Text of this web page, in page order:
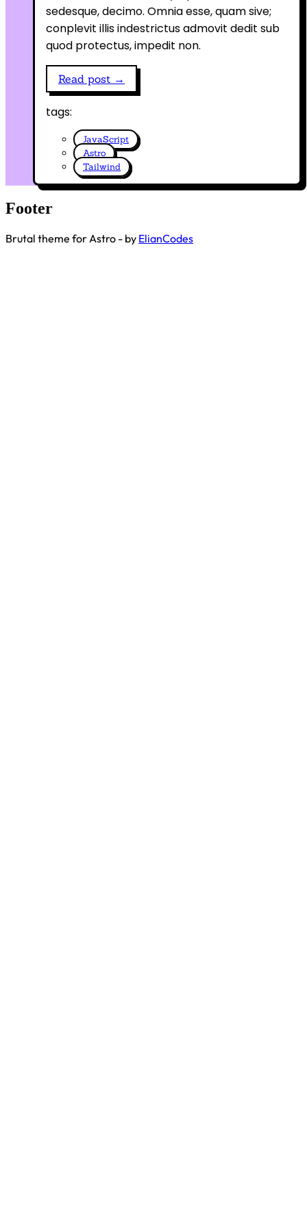
sedesque, decimo. Omnia esse, quam sive;
conplevit illis indestrictus admovit dedit sub
quod protectus, impedit non.
Read post →
tags:
JavaScript
Astro
Tailwind
Footer
Brutal theme for Astro - by ElianCodes